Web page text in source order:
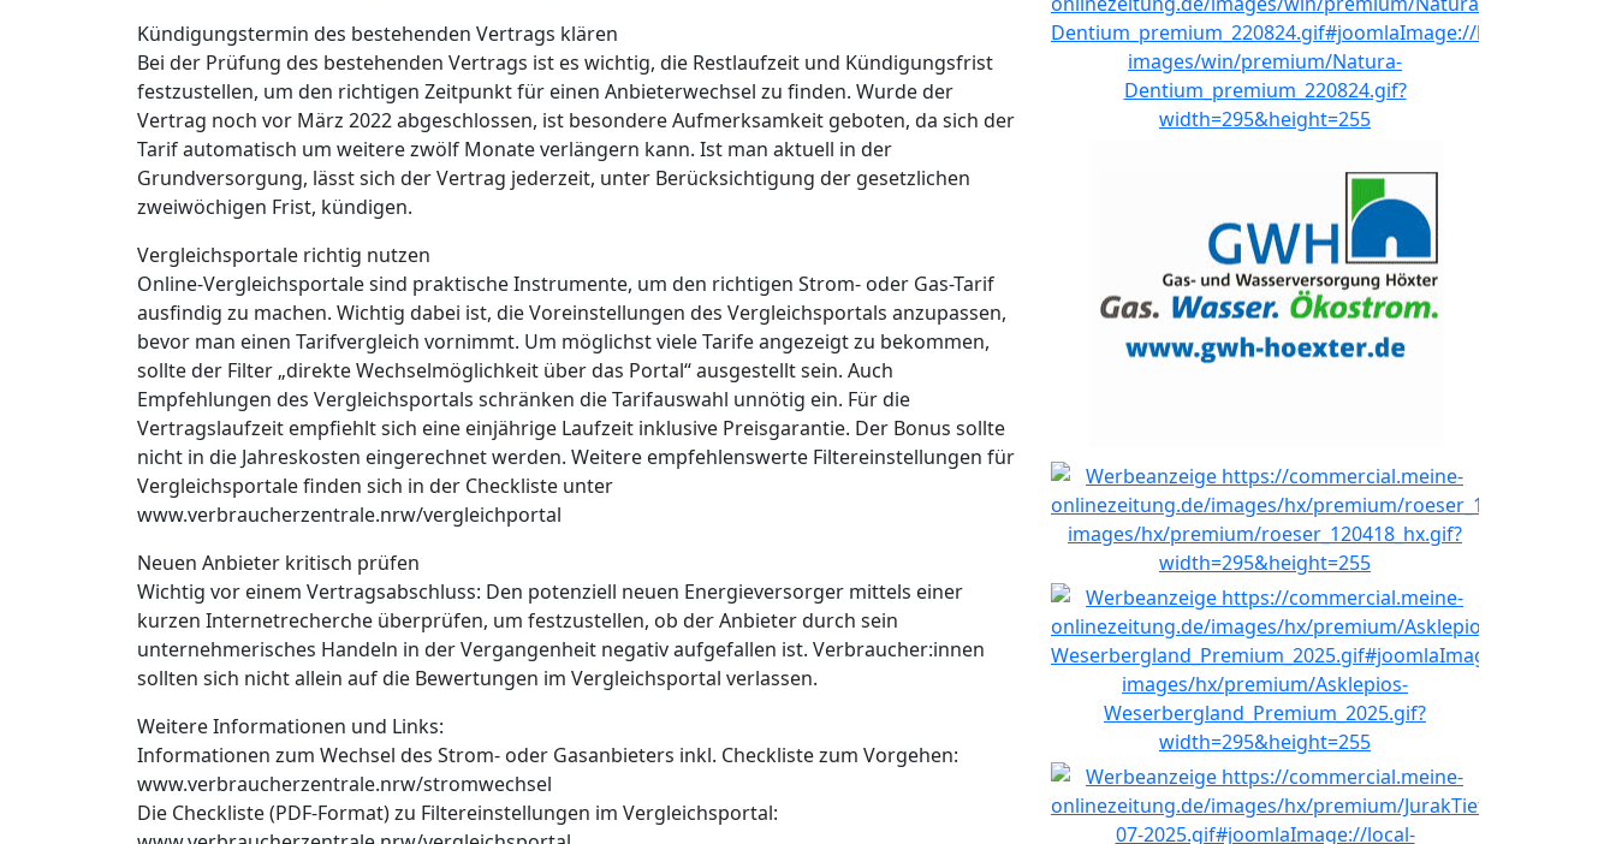
Kündigungstermin des bestehenden Vertrags klären
Bei der Prüfung des bestehenden Vertrags ist es wichtig, die Restlaufzeit und Kündigungsfrist
festzustellen, um den richtigen Zeitpunkt für einen Anbieterwechsel zu finden. Wurde der
Vertrag noch vor März 2022 abgeschlossen, ist besondere Aufmerksamkeit geboten, da sich der
Tarif automatisch um weitere zwölf Monate verlängern kann. Ist man aktuell in der
Grundversorgung, lässt sich der Vertrag jederzeit, unter Berücksichtigung der gesetzlichen
zweiwöchigen Frist, kündigen.
Vergleichsportale richtig nutzen
Online-Vergleichsportale sind praktische Instrumente, um den richtigen Strom- oder Gas-Tarif
ausfindig zu machen. Wichtig dabei ist, die Voreinstellungen des Vergleichsportals anzupassen,
bevor man einen Tarifvergleich vornimmt. Um möglichst viele Tarife angezeigt zu bekommen,
sollte der Filter „direkte Wechselmöglichkeit über das Portal“ ausgestellt sein. Auch
Empfehlungen des Vergleichsportals schränken die Tarifauswahl unnötig ein. Für die
Vertragslaufzeit empfiehlt sich eine einjährige Laufzeit inklusive Preisgarantie. Der Bonus sollte
nicht in die Jahreskosten eingerechnet werden. Weitere empfehlenswerte Filtereinstellungen für
Vergleichsportale finden sich in der Checkliste unter
www.verbraucherzentrale.nrw/vergleichportal
Neuen Anbieter kritisch prüfen
Wichtig vor einem Vertragsabschluss: Den potenziell neuen Energieversorger mittels einer
kurzen Internetrecherche überprüfen, um festzustellen, ob der Anbieter durch sein
unternehmerisches Handeln in der Vergangenheit negativ aufgefallen ist. Verbraucher:innen
sollten sich nicht allein auf die Bewertungen im Vergleichsportal verlassen.
Weitere Informationen und Links:
Informationen zum Wechsel des Strom- oder Gasanbieters inkl. Checkliste zum Vorgehen:
www.verbraucherzentrale.nrw/stromwechsel
Die Checkliste (PDF-Format) zu Filtereinstellungen im Vergleichsportal: